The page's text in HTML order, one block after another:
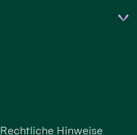
Rechtliche Hinweise